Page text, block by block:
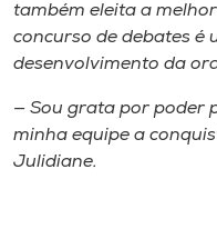
também eleita a
concurso de debates é
desenvolvimento da
— Sou grata por poder
minha equipe a
Julidiane.